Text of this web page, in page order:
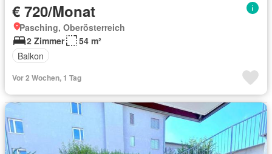
€ 720/Monat
Pasching, Oberösterreich
2 Zimmer
54 m²
Balkon
Vor 2 Wochen, 1 Tag